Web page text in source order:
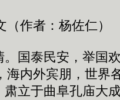
作者：杨佐仁）
国泰民安，举国
海内外宾朋，世界
立于曲阜孔庙大